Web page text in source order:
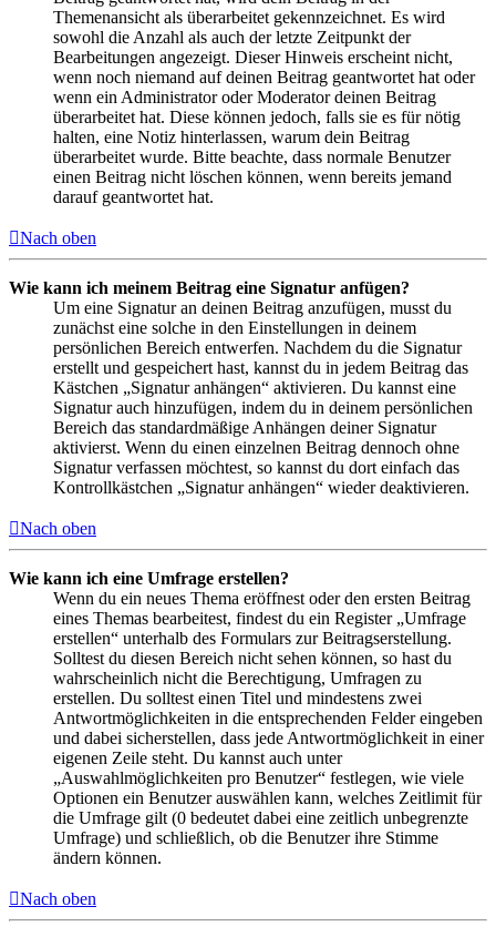
Themenansicht als überarbeitet gekennzeichnet. Es wird
sowohl die Anzahl als auch der letzte Zeitpunkt der
Bearbeitungen angezeigt. Dieser Hinweis erscheint nicht,
wenn noch niemand auf deinen Beitrag geantwortet hat oder
wenn ein Administrator oder Moderator deinen Beitrag
überarbeitet hat. Diese können jedoch, falls sie es für nötig
halten, eine Notiz hinterlassen, warum dein Beitrag
überarbeitet wurde. Bitte beachte, dass normale Benutzer
einen Beitrag nicht löschen können, wenn bereits jemand
darauf geantwortet hat.
Nach oben
Wie kann ich meinem Beitrag eine Signatur anfügen?
Um eine Signatur an deinen Beitrag anzufügen, musst du
zunächst eine solche in den Einstellungen in deinem
persönlichen Bereich entwerfen. Nachdem du die Signatur
erstellt und gespeichert hast, kannst du in jedem Beitrag das
Kästchen „Signatur anhängen“ aktivieren. Du kannst eine
Signatur auch hinzufügen, indem du in deinem persönlichen
Bereich das standardmäßige Anhängen deiner Signatur
aktivierst. Wenn du einen einzelnen Beitrag dennoch ohne
Signatur verfassen möchtest, so kannst du dort einfach das
Kontrollkästchen „Signatur anhängen“ wieder deaktivieren.
Nach oben
Wie kann ich eine Umfrage erstellen?
Wenn du ein neues Thema eröffnest oder den ersten Beitrag
eines Themas bearbeitest, findest du ein Register „Umfrage
erstellen“ unterhalb des Formulars zur Beitragserstellung.
Solltest du diesen Bereich nicht sehen können, so hast du
wahrscheinlich nicht die Berechtigung, Umfragen zu
erstellen. Du solltest einen Titel und mindestens zwei
Antwortmöglichkeiten in die entsprechenden Felder eingeben
und dabei sicherstellen, dass jede Antwortmöglichkeit in einer
eigenen Zeile steht. Du kannst auch unter
„Auswahlmöglichkeiten pro Benutzer“ festlegen, wie viele
Optionen ein Benutzer auswählen kann, welches Zeitlimit für
die Umfrage gilt (0 bedeutet dabei eine zeitlich unbegrenzte
Umfrage) und schließlich, ob die Benutzer ihre Stimme
ändern können.
Nach oben